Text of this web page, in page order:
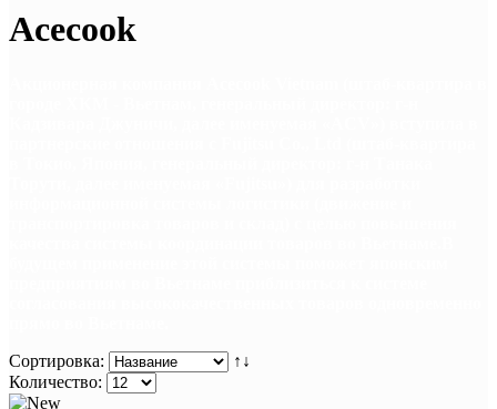
Acecook
Сортировка:
↑↓
Количество: